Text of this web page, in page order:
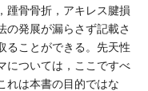
踵骨骨折，アキレス腱損
の発展が漏らさず記載さ
ることができる。先天性
については，ここですべ
れは本書の目的ではな